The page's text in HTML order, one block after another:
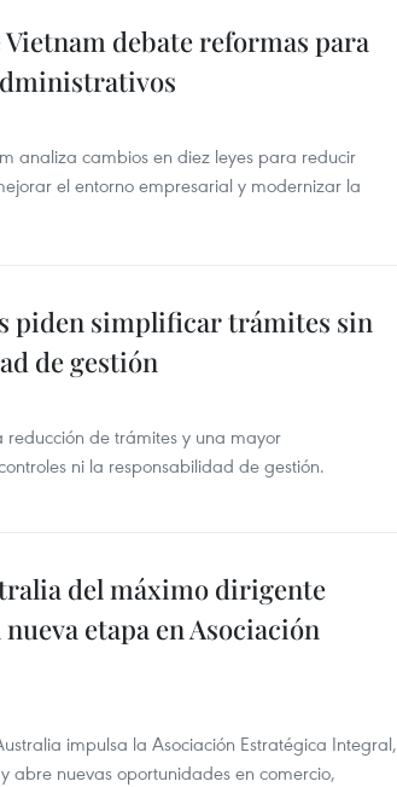
debate reformas para
analiza cambios en diez leyes para reducir
el entorno empresarial y modernizar la
piden simplificar trámites sin
de gestión
de trámites y una mayor
ni la responsabilidad de gestión.
del máximo dirigente
etapa en Asociación
impulsa la Asociación Estratégica Integral,
abre nuevas oportunidades en comercio,